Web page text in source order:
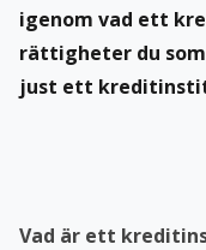
igenom vad ett
rättigheter du
just ett
Vad är ett